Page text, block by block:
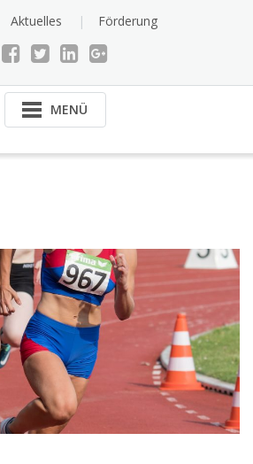
Aktuelles Förderung
MENÜ